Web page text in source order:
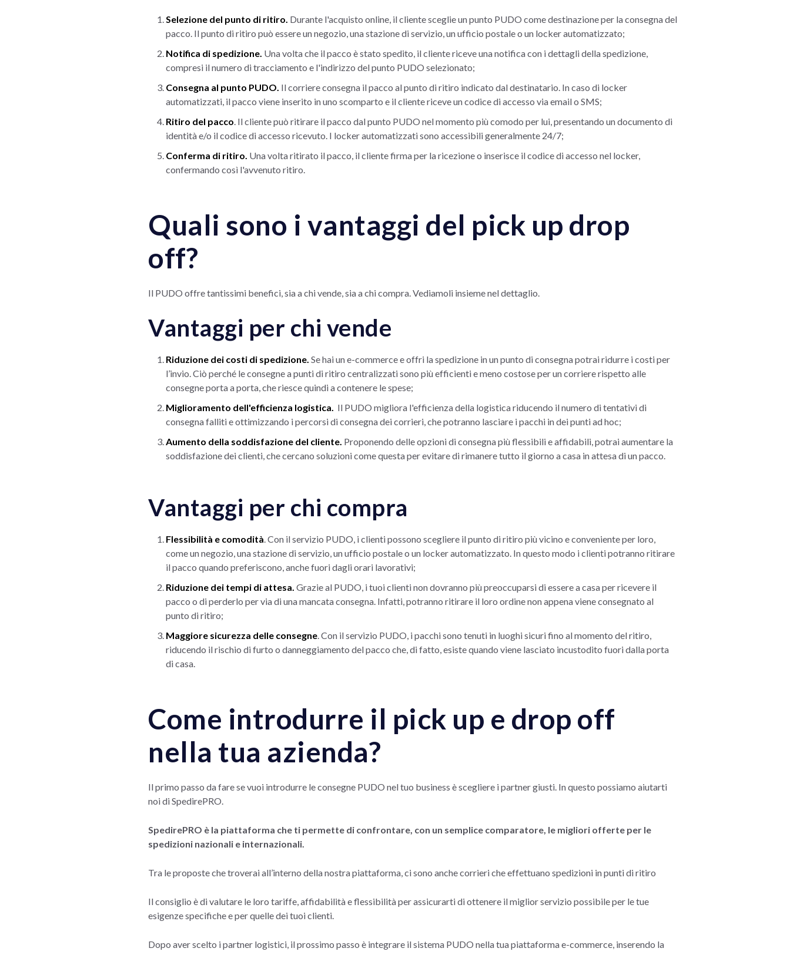
Selezione del punto di ritiro. Durante l'acquisto online, il cliente sceglie un punto PUDO come destinazione per la consegna del
pacco. Il punto di ritiro può essere un negozio, una stazione di servizio, un ufficio postale o un locker automatizzato;
Notifica di spedizione. Una volta che il pacco è stato spedito, il cliente riceve una notifica con i dettagli della spedizione,
compresi il numero di tracciamento e l'indirizzo del punto PUDO selezionato;
Consegna al punto PUDO. Il corriere consegna il pacco al punto di ritiro indicato dal destinatario. In caso di locker
automatizzati, il pacco viene inserito in uno scomparto e il cliente riceve un codice di accesso via email o SMS;
Ritiro del pacco. Il cliente può ritirare il pacco dal punto PUDO nel momento più comodo per lui, presentando un documento di
identità e/o il codice di accesso ricevuto. I locker automatizzati sono accessibili generalmente 24/7;
Conferma di ritiro. Una volta ritirato il pacco, il cliente firma per la ricezione o inserisce il codice di accesso nel locker,
confermando così l'avvenuto ritiro.
Quali sono i vantaggi del pick up drop
off?
Il PUDO offre tantissimi benefici, sia a chi vende, sia a chi compra. Vediamoli insieme nel dettaglio.
Vantaggi per chi vende
Riduzione dei costi di spedizione. Se hai un e-commerce e offri la spedizione in un punto di consegna potrai ridurre i costi per
l’invio. Ciò perché le consegne a punti di ritiro centralizzati sono più efficienti e meno costose per un corriere rispetto alle
consegne porta a porta, che riesce quindi a contenere le spese;
Miglioramento dell'efficienza logistica. Il PUDO migliora l'efficienza della logistica riducendo il numero di tentativi di
consegna falliti e ottimizzando i percorsi di consegna dei corrieri, che potranno lasciare i pacchi in dei punti ad hoc;
Aumento della soddisfazione del cliente. Proponendo delle opzioni di consegna più flessibili e affidabili, potrai aumentare la
soddisfazione dei clienti, che cercano soluzioni come questa per evitare di rimanere tutto il giorno a casa in attesa di un pacco.
Vantaggi per chi compra
Flessibilità e comodità. Con il servizio PUDO, i clienti possono scegliere il punto di ritiro più vicino e conveniente per loro,
come un negozio, una stazione di servizio, un ufficio postale o un locker automatizzato. In questo modo i clienti potranno ritirare
il pacco quando preferiscono, anche fuori dagli orari lavorativi;
Riduzione dei tempi di attesa. Grazie al PUDO, i tuoi clienti non dovranno più preoccuparsi di essere a casa per ricevere il
pacco o di perderlo per via di una mancata consegna. Infatti, potranno ritirare il loro ordine non appena viene consegnato al
punto di ritiro;
Maggiore sicurezza delle consegne. Con il servizio PUDO, i pacchi sono tenuti in luoghi sicuri fino al momento del ritiro,
riducendo il rischio di furto o danneggiamento del pacco che, di fatto, esiste quando viene lasciato incustodito fuori dalla porta
di casa.
Come introdurre il pick up e drop off
nella tua azienda?
Il primo passo da fare se vuoi introdurre le consegne PUDO nel tuo business è scegliere i partner giusti. In questo possiamo aiutarti
noi di SpedirePRO.
SpedirePRO è la piattaforma che ti permette di confrontare, con un semplice comparatore, le migliori offerte per le
spedizioni nazionali e internazionali.
Tra le proposte che troverai all’interno della nostra piattaforma, ci sono anche corrieri che effettuano spedizioni in punti di ritiro
Il consiglio è di valutare le loro tariffe, affidabilità e flessibilità per assicurarti di ottenere il miglior servizio possibile per le tue
esigenze specifiche e per quelle dei tuoi clienti.
Dopo aver scelto i partner logistici, il prossimo passo è integrare il sistema PUDO nella tua piattaforma e-commerce, inserendo la